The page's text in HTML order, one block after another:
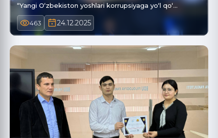
“Yangi O‘zbekiston yoshlari korrupsiyaga yo‘l qo‘…
463 24.12.2025